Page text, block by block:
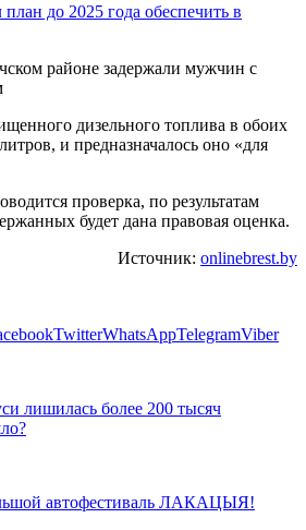
до 2025 года обеспечить в
дизельного топлива в обоих
и предназначалось оно «для
проверка, по результатам
будет дана правовая оценка.
Источник: onlinebrest.by
TwitterWhatsAppTelegramViber
лишилась более 200 тысяч
автофестиваль ЛАКАЦЫЯ!